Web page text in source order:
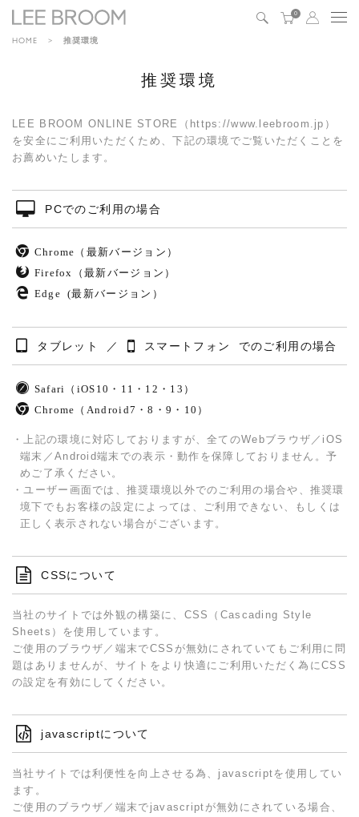
0
HOME 推奨環境
推奨環境
LEE BROOM ONLINE STORE（https://www.leebroom.jp）
を安全にご利用いただくため、下記の環境でご覧いただくことを
お薦めいたします。
PCでのご利用の場合
Chrome（最新バージョン）
Firefox（最新バージョン）
Edge (最新バージョン）
タブレット ／ スマートフォン でのご利用の場合
Safari（iOS10・11・12・13）
Chrome（Android7・8・9・10）
上記の環境に対応しておりますが、全てのWebブラウザ／iOS
端末／Android端末での表示・動作を保障しておりません。予
めご了承ください。
ユーザー画面では、推奨環境以外でのご利用の場合や、推奨環
境下でもお客様の設定によっては、ご利用できない、もしくは
正しく表示されない場合がございます。
CSSについて
当社のサイトでは外観の構築に、CSS（Cascading Style
Sheets）を使用しています。
ご使用のブラウザ／端末でCSSが無効にされていてもご利用に問
題はありませんが、サイトをより快適にご利用いただく為にCSS
の設定を有効にしてください。
javascriptについて
当社サイトでは利便性を向上させる為、javascriptを使用してい
ます。
ご使用のブラウザ／端末でjavascriptが無効にされている場合、